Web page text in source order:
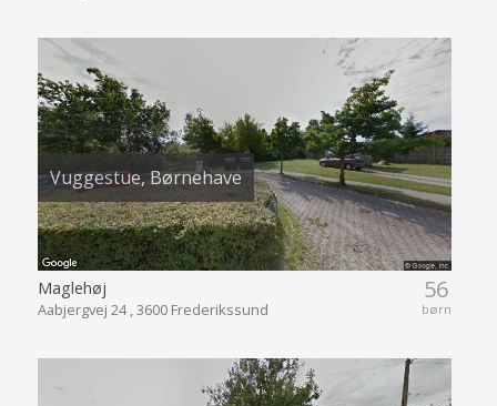
Vuggestue, Børnehave
56
børn
Maglehøj
Aabjergvej 24 , 3600 Frederikssund